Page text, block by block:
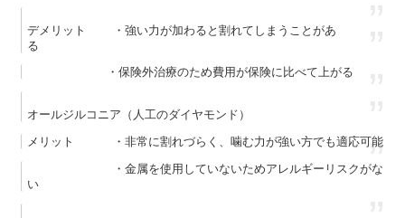
デメリット ・強い力が加わると割れてしまうことがあ
る
・保険外治療のため費用が保険に比べて上がる
オールジルコニア（人工のダイヤモンド）
メリット ・非常に割れづらく、噛む力が強い方でも適応可能
・ 金属を使用していないためアレルギーリスクがな
い